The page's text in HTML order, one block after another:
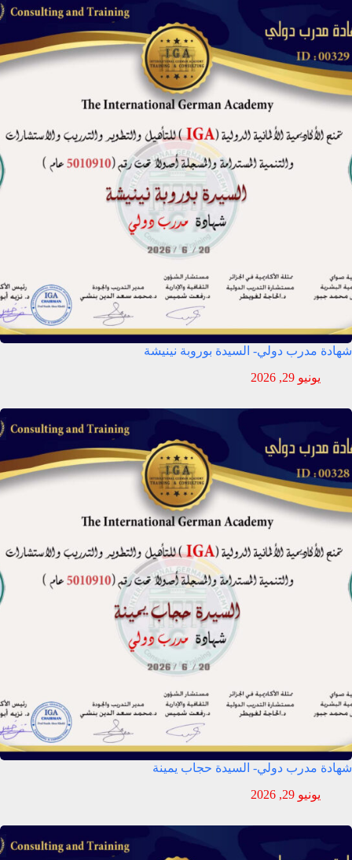
شهادة مدرب دولي- السيدة بوروبة نينيشة
يونيو 29, 2026
شهادة مدرب دولي- السيدة حجاب يمينة
يونيو 29, 2026